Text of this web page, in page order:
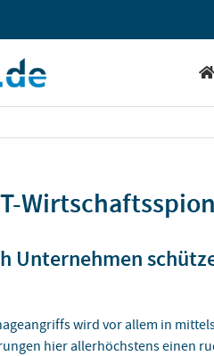
Unternehmen
wird vor allem in
hier allerhöchstens einen